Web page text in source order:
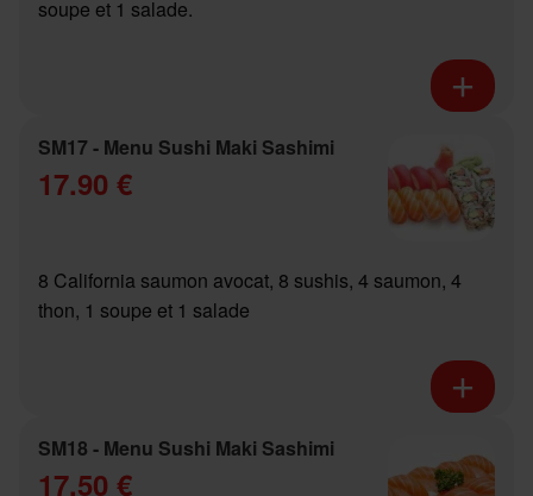
soupe et 1 salade.
SM17 - Menu Sushi Maki Sashimi
17.90 €
8 California saumon avocat, 8 sushis, 4 saumon, 4
thon, 1 soupe et 1 salade
SM18 - Menu Sushi Maki Sashimi
17.50 €